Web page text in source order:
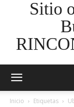
Sitio
Inicio Etiquetas